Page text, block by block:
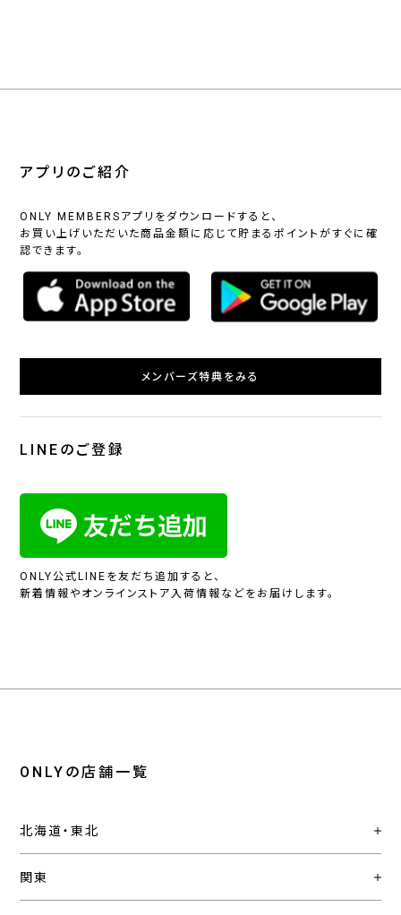
アプリのご紹介
ONLY MEMBERSアプリをダウンロードすると、
お買い上げいただいた商品金額に応じて貯まるポイントがすぐに確
認できます。
メンバーズ特典をみる
LINEのご登録
ONLY公式LINEを友だち追加すると、
新着情報やオンラインストア入荷情報などをお届けします。
ONLYの店舗一覧
北海道・東北
関東